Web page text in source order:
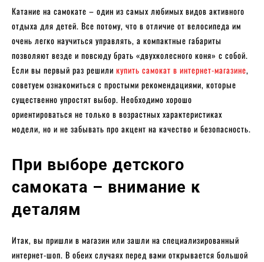
Катание на самокате – один из самых любимых видов активного
отдыха для детей. Все потому, что в отличие от велосипеда им
очень легко научиться управлять, а компактные габариты
позволяют везде и повсюду брать «двухколесного коня» с собой.
Если вы первый раз решили купить самокат в интернет-магазине,
советуем ознакомиться с простыми рекомендациями, которые
существенно упростят выбор. Необходимо хорошо
ориентироваться не только в возрастных характеристиках
модели, но и не забывать про акцент на качество и безопасность.
При выборе детского
самоката – внимание к
деталям
Итак, вы пришли в магазин или зашли на специализированный
интернет-шоп. В обеих случаях перед вами открывается большой